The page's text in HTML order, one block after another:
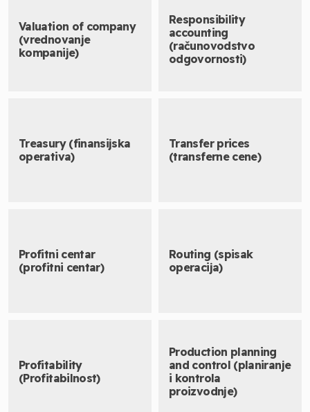
Valuation of company
(vrednovanje
kompanije)
Responsibility
accounting
(računovodstvo
odgovornosti)
Treasury (finansijska
operativa)
Transfer prices
(transferne cene)
Profitni centar
(profitni centar)
Routing (spisak
operacija)
Profitability
(Profitabilnost)
Production planning
and control (planiranje
i kontrola
proizvodnje)